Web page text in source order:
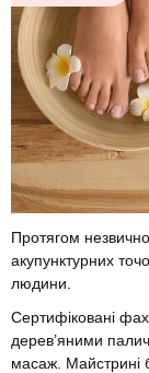
Протягом
акупунктурних
людини.
Сертифіковані
дерев’яними
масаж. Майстрині